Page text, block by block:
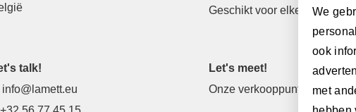
Geschikt voor elke ruimte
talk!
info@lamett.eu
Let's meet!
Onze verkooppunten
We
ook
met